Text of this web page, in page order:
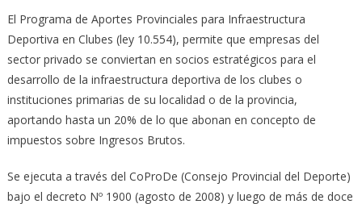
El Programa de Aportes Provinciales para Infraestructura
Deportiva en Clubes (ley 10.554), permite que empresas del
sector privado se conviertan en socios estratégicos para el
desarrollo de la infraestructura deportiva de los clubes o
instituciones primarias de su localidad o de la provincia,
aportando hasta un 20% de lo que abonan en concepto de
impuestos sobre Ingresos Brutos.
Se ejecuta a través del CoProDe (Consejo Provincial del Deporte)
bajo el decreto Nº 1900 (agosto de 2008) y luego de más de doce